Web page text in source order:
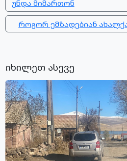
უნდა მიმართონ
როგორ ემზადებიან
იხილეთ ასევე